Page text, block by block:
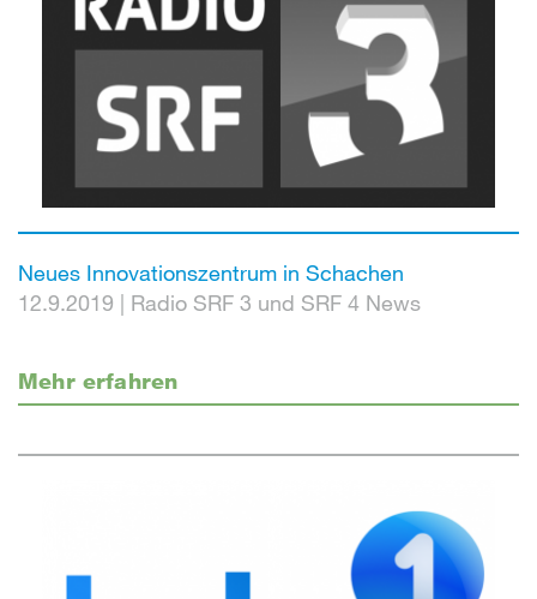
Neues Innovationszentrum in Schachen
12.9.2019 | Radio SRF 3 und SRF 4 News
Mehr erfahren